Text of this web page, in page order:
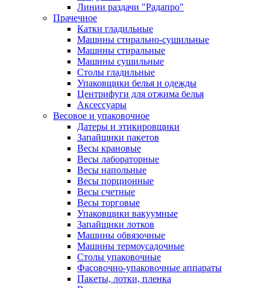
Линии раздачи "Радапро"
Прачечное
Катки гладильные
Машины стирально-сушильные
Машины стиральные
Машины сушильные
Столы гладильные
Упаковщики белья и одежды
Центрифуги для отжима белья
Аксессуары
Весовое и упаковочное
Датеры и этикировщики
Запайщики пакетов
Весы крановые
Весы лабораторные
Весы напольные
Весы порционные
Весы счетные
Весы торговые
Упаковщики вакуумные
Запайщики лотков
Машины обвязочные
Машины термоусадочные
Столы упаковочные
Фасовочно-упаковочные аппараты
Пакеты, лотки, пленка